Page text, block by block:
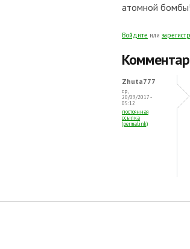
атомной бомбы!
Войдите или
Zhuta777
ср,
20/09/2017 -
05:12
постоянная
ссылка
(permalink)